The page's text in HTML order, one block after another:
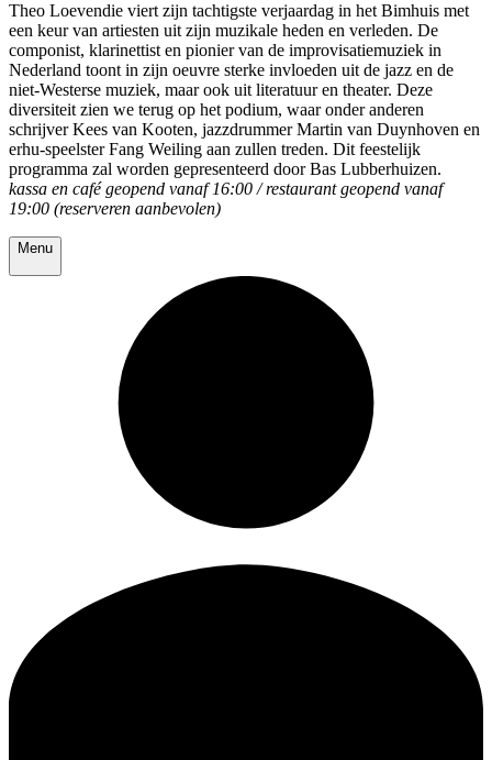
Theo Loevendie viert zijn tachtigste verjaardag in het Bimhuis met
een keur van artiesten uit zijn muzikale heden en verleden. De
componist, klarinettist en pionier van de improvisatiemuziek in
Nederland toont in zijn oeuvre sterke invloeden uit de jazz en de
niet-Westerse muziek, maar ook uit literatuur en theater. Deze
diversiteit zien we terug op het podium, waar onder anderen
schrijver Kees van Kooten, jazzdrummer Martin van Duynhoven en
erhu-speelster Fang Weiling aan zullen treden. Dit feestelijk
programma zal worden gepresenteerd door Bas Lubberhuizen.
kassa en café geopend vanaf 16:00 / restaurant geopend vanaf
19:00 (reserveren aanbevolen)
Menu